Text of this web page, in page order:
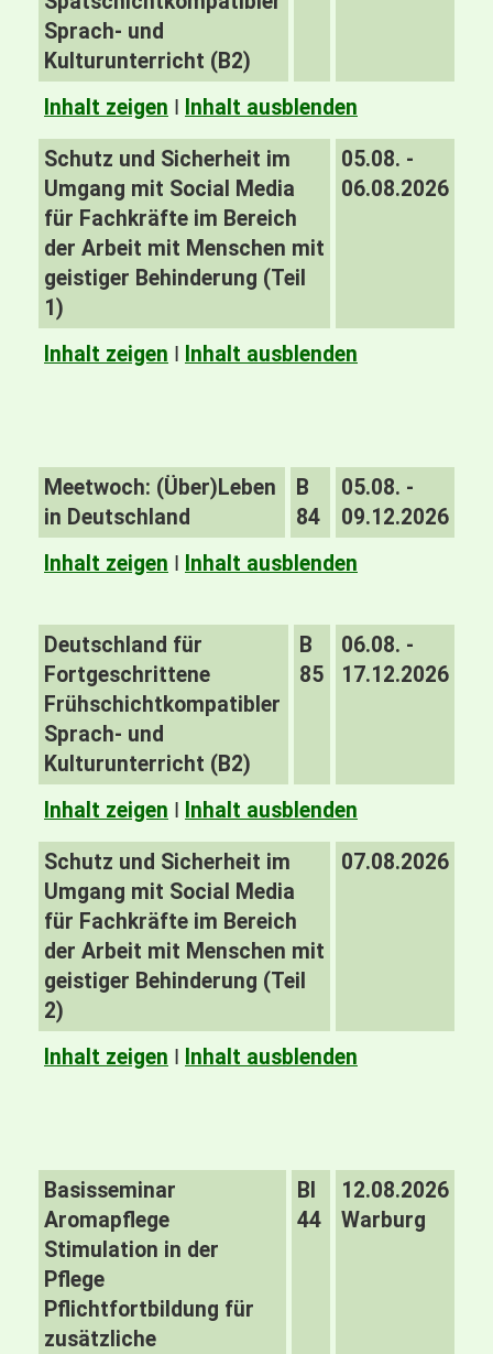
Sprach- und
Kulturunterricht (B2)
Inhalt zeigen I Inhalt ausblenden
Schutz und Sicherheit im
Umgang mit Social Media
für Fachkräfte im Bereich
der Arbeit mit Menschen mit
geistiger Behinderung (Teil
1)
05.08. -
06.08.2026
Inhalt zeigen I Inhalt ausblenden
Meetwoch: (Über)Leben
in Deutschland
B
84
05.08. -
09.12.2026
Inhalt zeigen I Inhalt ausblenden
Deutschland für
Fortgeschrittene
Frühschichtkompatibler
Sprach- und
Kulturunterricht (B2)
B
85
06.08. -
17.12.2026
Inhalt zeigen I Inhalt ausblenden
Schutz und Sicherheit im
Umgang mit Social Media
für Fachkräfte im Bereich
der Arbeit mit Menschen mit
geistiger Behinderung (Teil
2)
07.08.2026
Inhalt zeigen I Inhalt ausblenden
Basisseminar
Aromapflege
Stimulation in der
Pflege
Pflichtfortbildung für
zusätzliche
BI
44
12.08.2026
Warburg